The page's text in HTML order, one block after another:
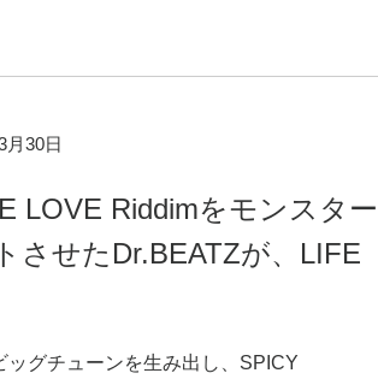
月30日
LOVE Riddimをモンスター
させたDr.BEATZが、LIFE
ッグチューンを生み出し、SPICY